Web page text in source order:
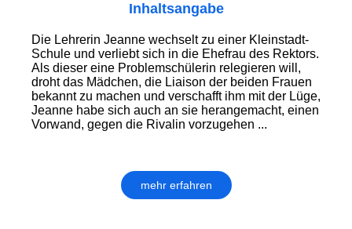
Inhaltsangabe
Die Lehrerin Jeanne wechselt zu einer Kleinstadt-
Schule und verliebt sich in die Ehefrau des Rektors.
Als dieser eine Problemschülerin relegieren will,
droht das Mädchen, die Liaison der beiden Frauen
bekannt zu machen und verschafft ihm mit der Lüge,
Jeanne habe sich auch an sie herangemacht, einen
Vorwand, gegen die Rivalin vorzugehen ...
mehr erfahren